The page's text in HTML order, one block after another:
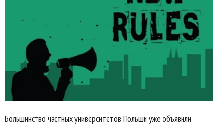
Большинство частных университетов Польши уже объявили